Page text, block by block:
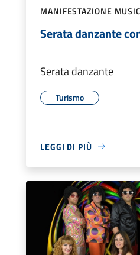
MANIFESTAZIONE
Serata danzante
Serata danzante
Turismo
LEGGI DI PIÙ